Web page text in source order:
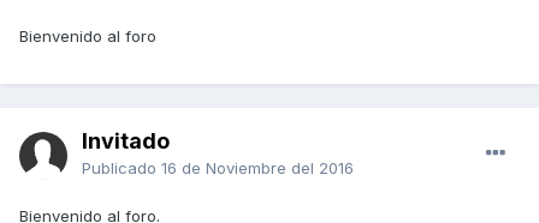
Bienvenido al foro
Invitado
Publicado 16 de Noviembre del 2016
Bienvenido al foro.